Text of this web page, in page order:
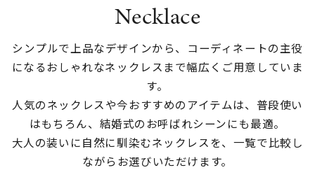
素材
カラー
誕生石
Necklace
シンプルで上品なデザインから、コーディネートの主役
になるおしゃれなネックレスまで幅広くご用意していま
す。
人気のネックレスや今おすすめのアイテムは、普段使い
はもちろん、結婚式のお呼ばれシーンにも最適。
大人の装いに自然に馴染むネックレスを、一覧で比較し
ながらお選びいただけます。
並び替え